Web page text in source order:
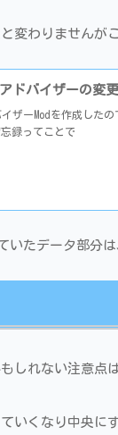
変わりませんが
アドバイザーの変更
イザーModを作成した
録ってことで
いたデータ部分
しれない注意点
いくなり中央に